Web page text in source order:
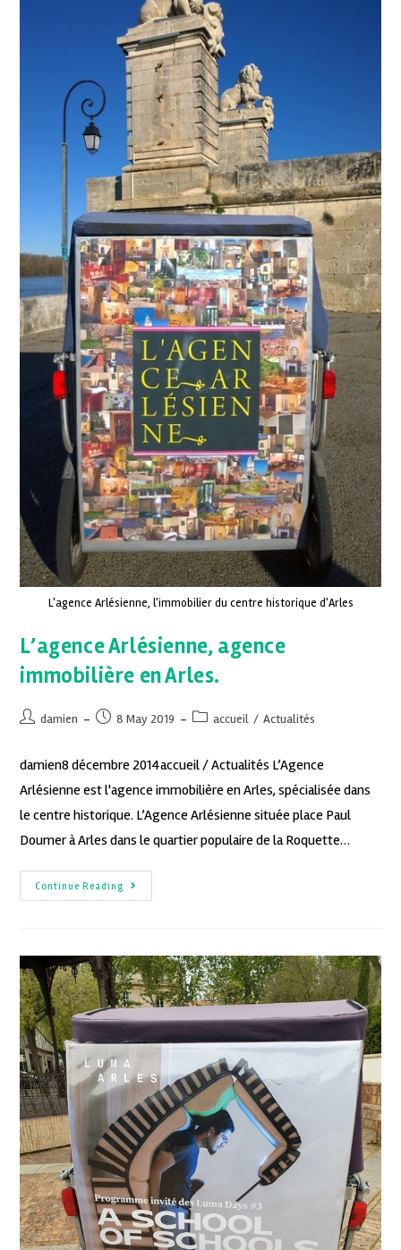
L'agence Arlésienne, l'immobilier du centre historique d'Arles
L’agence Arlésienne, agence
immobilière en Arles.
damien 8 May 2019 accueil / Actualités
damien8 décembre 2014accueil / Actualités L’Agence
Arlésienne est l'agence immobilière en Arles, spécialisée dans
le centre historique. L’Agence Arlésienne située place Paul
Doumer à Arles dans le quartier populaire de la Roquette…
Continue Reading